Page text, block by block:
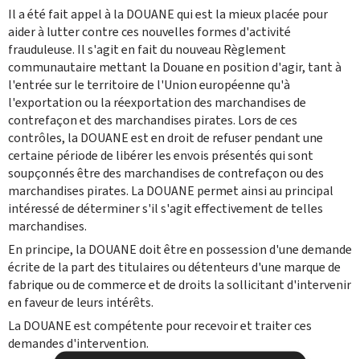
Il a été fait appel à la DOUANE qui est la mieux placée pour
aider à lutter contre ces nouvelles formes d'activité
frauduleuse. Il s'agit en fait du nouveau Règlement
communautaire mettant la Douane en position d'agir, tant à
l'entrée sur le territoire de l'Union européenne qu'à
l'exportation ou la réexportation des marchandises de
contrefaçon et des marchandises pirates. Lors de ces
contrôles, la DOUANE est en droit de refuser pendant une
certaine période de libérer les envois présentés qui sont
soupçonnés être des marchandises de contrefaçon ou des
marchandises pirates. La DOUANE permet ainsi au principal
intéressé de déterminer s'il s'agit effectivement de telles
marchandises.
En principe, la DOUANE doit être en possession d'une demande
écrite de la part des titulaires ou détenteurs d'une marque de
fabrique ou de commerce et de droits la sollicitant d'intervenir
en faveur de leurs intérêts.
La DOUANE est compétente pour recevoir et traiter ces
demandes d'intervention.